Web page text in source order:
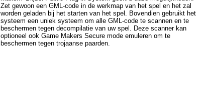
Zet gewoon een GML-code in de werkmap van het spel en het zal
worden geladen bij het starten van het spel. Bovendien gebruikt het
systeem een uniek systeem om alle GML-code te scannen en te
beschermen tegen decompilatie van uw spel. Deze scanner kan
optioneel ook Game Makers Secure mode emuleren om te
beschermen tegen trojaanse paarden.